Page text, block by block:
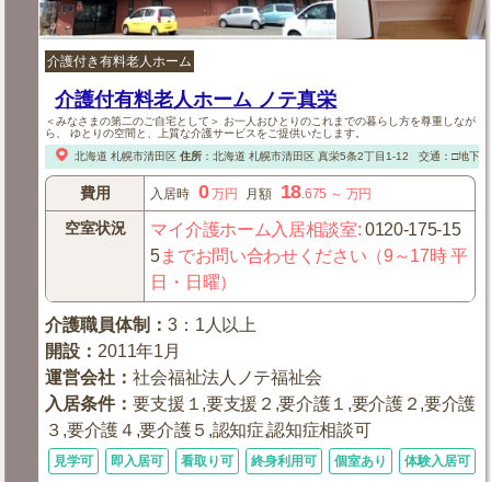
介護付き有料老人ホーム
介護付有料老人ホーム ノテ真栄
＜みなさまの第二のご自宅として＞ お一人おひとりのこれまでの暮らし方を尊重しなが
ら、 ゆとりの空間と、上質な介護サービスをご提供いたします。
北海道 札幌市清田区 住所： 北海道 札幌市清田区真栄5条2丁目1-12 交通：□地下
費用 入居時 0万円 月額 18 .675 ～ 万円
空室状況 マイ介護ホーム入居相談室:0120-175-15
5までお問い合わせください（9～17時 平
日・日曜）
介護職員体制 ：3：1人以上
開設 ： 2011年1月
運営会社 ：社会福祉法人ノテ福祉会
入居条件：要支援１,要支援２,要介護１,要介護２,要介護
３,要介護４,要介護５,認知症,認知症相談可
見学可 即入居可 看取り可 終身利用可 個室あり 体験入居可